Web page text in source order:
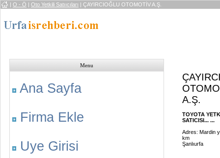
| O - Ö | Oto Yetkili Satııcıları | ÇAYIRCIOĞLU OTOMOTİV A.Ş.
Menu
Ana Sayfa
Firma Ekle
Uye Girisi
A.Ş.
TOYOTA
SATICISI... ...
Adres: Mardin
km
Şanlıurfa